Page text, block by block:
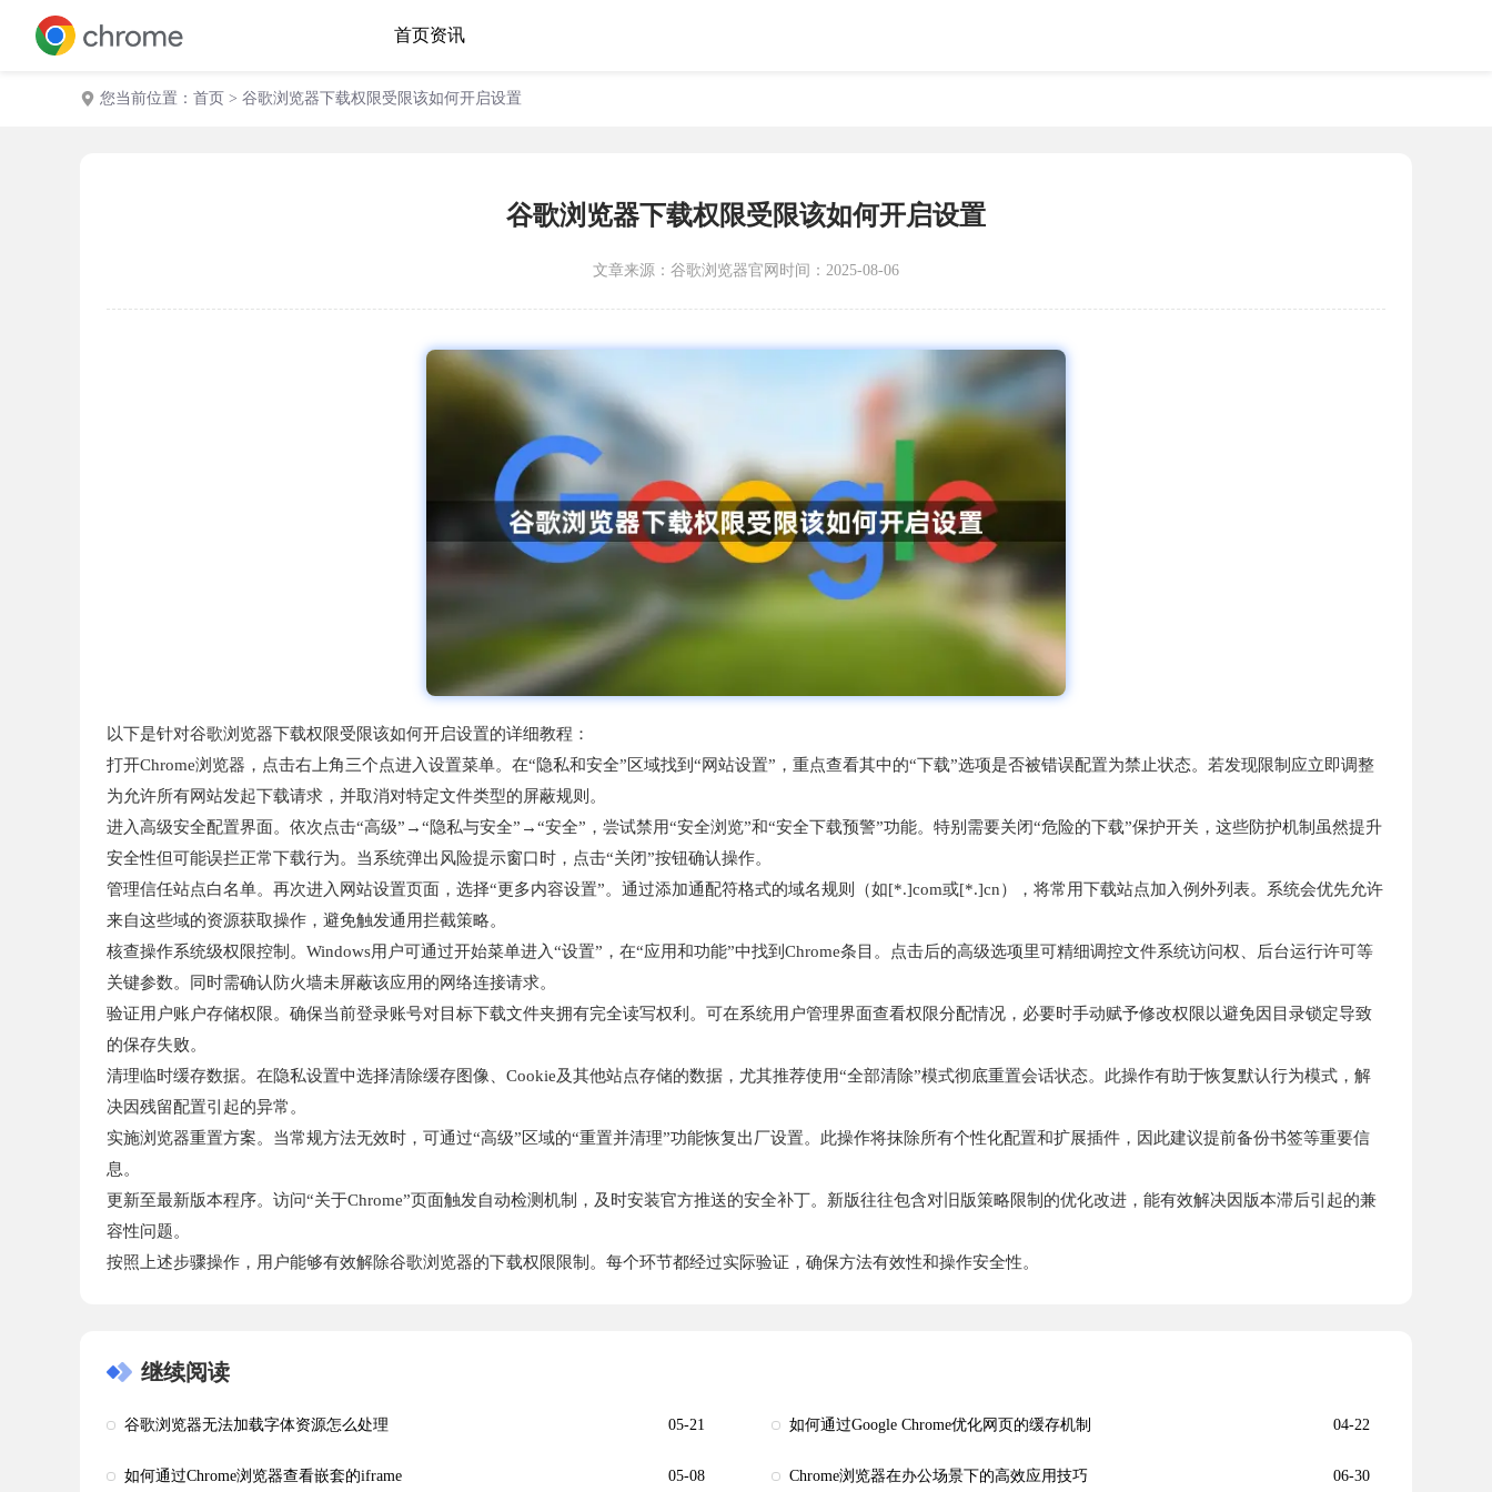
首页资讯
您当前位置： 首页 > 谷歌浏览器下载权限受限该如何开启设置
谷歌浏览器下载权限受限该如何开启设置
文章来源： 谷歌浏览器官网 时间：2025-08-06
以下是针对谷歌浏览器下载权限受限该如何开启设置的详细教程：
打开Chrome浏览器，点击右上角三个点进入设置菜单。在“隐私和安全”区域找到“网站设置”，重点查看其中的“下载”选项是否被错误配置为禁止状态。若发现限制应立即调整
为允许所有网站发起下载请求，并取消对特定文件类型的屏蔽规则。
进入高级安全配置界面。依次点击“高级”→“隐私与安全”→“安全”，尝试禁用“安全浏览”和“安全下载预警”功能。特别需要关闭“危险的下载”保护开关，这些防护机制虽然提升
安全性但可能误拦正常下载行为。当系统弹出风险提示窗口时，点击“关闭”按钮确认操作。
管理信任站点白名单。再次进入网站设置页面，选择“更多内容设置”。通过添加通配符格式的域名规则（如[*.]com或[*.]cn），将常用下载站点加入例外列表。系统会优先允许
来自这些域的资源获取操作，避免触发通用拦截策略。
核查操作系统级权限控制。Windows用户可通过开始菜单进入“设置”，在“应用和功能”中找到Chrome条目。点击后的高级选项里可精细调控文件系统访问权、后台运行许可等
关键参数。同时需确认防火墙未屏蔽该应用的网络连接请求。
验证用户账户存储权限。确保当前登录账号对目标下载文件夹拥有完全读写权利。可在系统用户管理界面查看权限分配情况，必要时手动赋予修改权限以避免因目录锁定导致
的保存失败。
清理临时缓存数据。在隐私设置中选择清除缓存图像、Cookie及其他站点存储的数据，尤其推荐使用“全部清除”模式彻底重置会话状态。此操作有助于恢复默认行为模式，解
决因残留配置引起的异常。
实施浏览器重置方案。当常规方法无效时，可通过“高级”区域的“重置并清理”功能恢复出厂设置。此操作将抹除所有个性化配置和扩展插件，因此建议提前备份书签等重要信
息。
更新至最新版本程序。访问“关于Chrome”页面触发自动检测机制，及时安装官方推送的安全补丁。新版往往包含对旧版策略限制的优化改进，能有效解决因版本滞后引起的兼
容性问题。
按照上述步骤操作，用户能够有效解除谷歌浏览器的下载权限限制。每个环节都经过实际验证，确保方法有效性和操作安全性。
继续阅读
谷歌浏览器无法加载字体资源怎么处理 05-21 如何通过Google Chrome优化网页的缓存机制 04-22
如何通过Chrome浏览器查看嵌套的iframe 05-08 Chrome浏览器在办公场景下的高效应用技巧 06-30